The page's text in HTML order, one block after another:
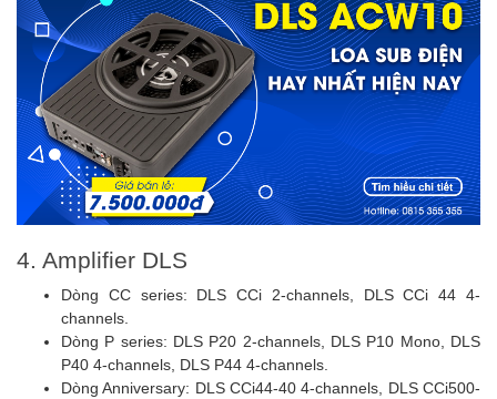
4. Amplifier DLS
Dòng CC series: DLS CCi 2-channels, DLS CCi 44 4-
channels.
Dòng P series: DLS P20 2-channels, DLS P10 Mono, DLS
P40 4-channels, DLS P44 4-channels.
Dòng Anniversary: DLS CCi44-40 4-channels, DLS CCi500-